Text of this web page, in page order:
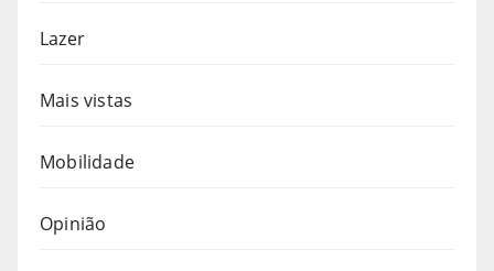
Lazer
Mais vistas
Mobilidade
Opinião